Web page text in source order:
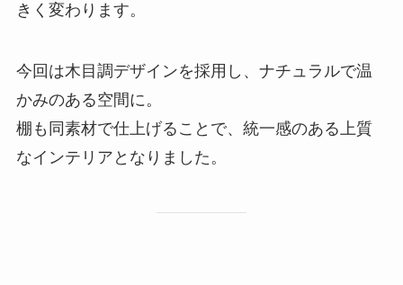
きく変わります。
今回は木目調デザインを採用し、ナチュラルで温
かみのある空間に。
棚も同素材で仕上げることで、統一感のある上質
なインテリアとなりました。